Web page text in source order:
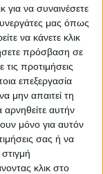
να συναινέσετε
μας όπως
να κάνετε κλικ
πρόσβαση σε
προτιμήσεις
επεξεργασία
μην απαιτεί τη
αυτήν
μόνο για αυτόν
σας ή να
κλικ στο